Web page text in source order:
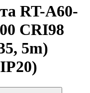
RT-A60-
CRI98
5m)